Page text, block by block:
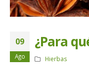
09
Ago
¿Para
Hierbas